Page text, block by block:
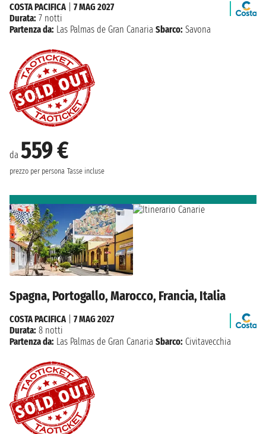
da 559 €
prezzo per persona Tasse incluse
COSTA PACIFICA
7 MAG 2027
Durata: 7 notti
Partenza da: Las Palmas de Gran Canaria Sbarco: Savona
Spagna, Portogallo, Marocco, Francia, Italia
COSTA PACIFICA| 7 MAG 2027
Durata: 8 notti
Partenza da: Las Palmas de Gran Canaria Sbarco: Civitavecchia